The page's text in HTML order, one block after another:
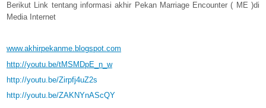
Berikut Link tentang informasi akhir Pekan Marriage Encounter ( ME )di
Media Internet
www.akhirpekanme.blogspot.com
http://youtu.be/tMSMDpE_n_w
http://youtu.be/Zirpfj4uZ2s
http://youtu.be/ZAKNYnAScQY